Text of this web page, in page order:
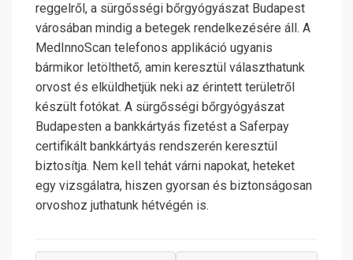
reggelről, a sürgősségi bőrgyógyászat Budapest
városában mindig a betegek rendelkezésére áll. A
MedInnoScan telefonos applikáció ugyanis
bármikor letölthető, amin keresztül választhatunk
orvost és elküldhetjük neki az érintett területről
készült fotókat. A sürgősségi bőrgyógyászat
Budapesten a bankkártyás fizetést a Saferpay
certifikált bankkártyás rendszerén keresztül
biztosítja. Nem kell tehát várni napokat, heteket
egy vizsgálatra, hiszen gyorsan és biztonságosan
orvoshoz juthatunk hétvégén is.